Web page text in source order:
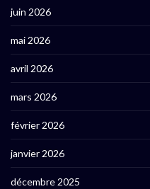
juin 2026
mai 2026
avril 2026
mars 2026
février 2026
janvier 2026
décembre 2025